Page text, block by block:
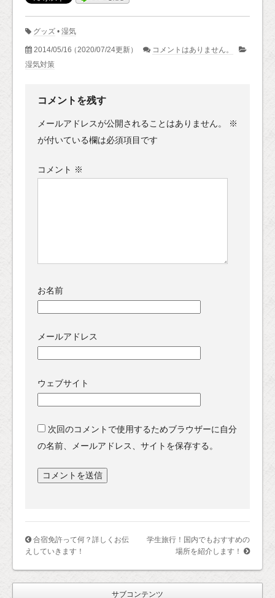
グッズ • 湿気
2014/05/16（2020/07/24更新）
コメントはありません。
湿気対策
コメントを残す
メールアドレスが公開されることはありません。
※
が付いている欄は必須項目です
コメント ※
お名前
メールアドレス
ウェブサイト
次回のコメントで使用するためブラウザーに自分
の名前、メールアドレス、サイトを保存する。
合宿免許って何？詳しくお伝
えしていきます！
学生旅行！国内でもおすすめの
場所を紹介します！
サブコンテンツ